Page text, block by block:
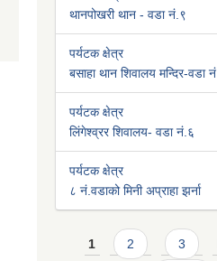
थानपोखरी थान - वडा नं.९
पर्यटक क्षेत्र
बसाहा थान शिवालय मन्दिर-वडा
पर्यटक क्षेत्र
लिंगेश्व्रर शिवालय- वडा नं.६
पर्यटक क्षेत्र
८ नं.वडाको मिनी अप्राहा झर्ना
Pages
1 2 3